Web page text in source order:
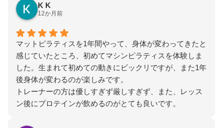
K K
12か月前
マットピラティスを1年間やって、身体が変わってきたと
感じていたところ、初めてマシンピラティスを体験しま
した。生まれて初めての動きにビックリですが、また1年
後身体が変わるのが楽しみです。
トレーナーの方は優しすぎず厳しすぎず、また、レッス
ン後にプロテインが飲めるのがとても良いです。